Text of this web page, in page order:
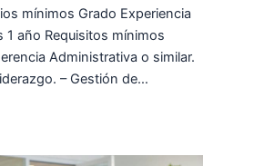
mínimos Grado Experiencia
1 año Requisitos mínimos
Administrativa o similar.
– Gestión de…